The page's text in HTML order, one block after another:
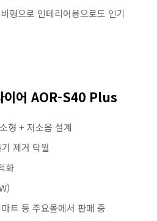
형으로 인테리어용으로도 인기
이어 AOR-S40 Plus
형 + 저소음 설계
제거 탁월
화
트 등 주요몰에서 판매 중